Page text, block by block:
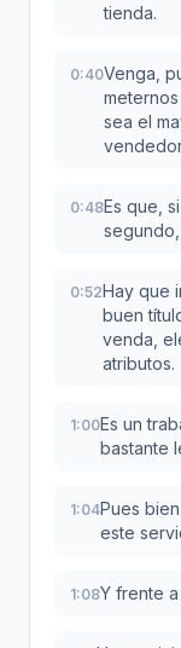
tienda.
0:40Venga,
sea el
0:48Es que,
0:52Hay que
buen
venda,
atributos.
1:00Es un
bastante
1:04Pues
este
1:08Y frente